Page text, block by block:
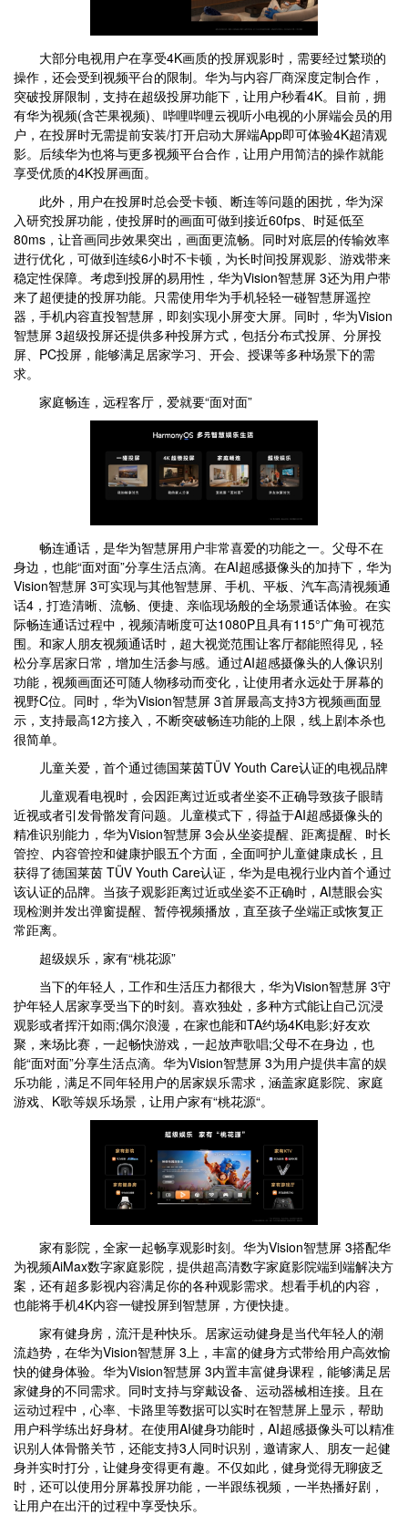
大部分电视用户在享受4K画质的投屏观影时，需要经过繁琐的
操作，还会受到视频平台的限制。华为与内容厂商深度定制合作，
突破投屏限制，支持在超级投屏功能下，让用户秒看4K。目前，拥
有华为视频(含芒果视频)、哔哩哔哩云视听小电视的小屏端会员的用
户，在投屏时无需提前安装/打开启动大屏端App即可体验4K超清观
影。后续华为也将与更多视频平台合作，让用户用简洁的操作就能
享受优质的4K投屏画面。
此外，用户在投屏时总会受卡顿、断连等问题的困扰，华为深
入研究投屏功能，使投屏时的画面可做到接近60fps、时延低至
80ms，让音画同步效果突出，画面更流畅。同时对底层的传输效率
进行优化，可做到连续6小时不卡顿，为长时间投屏观影、游戏带来
稳定性保障。考虑到投屏的易用性，华为Vision智慧屏 3还为用户带
来了超便捷的投屏功能。只需使用华为手机轻轻一碰智慧屏遥控
器，手机内容直投智慧屏，即刻实现小屏变大屏。同时，华为Vision
智慧屏 3超级投屏还提供多种投屏方式，包括分布式投屏、分屏投
屏、PC投屏，能够满足居家学习、开会、授课等多种场景下的需
求。
家庭畅连，远程客厅，爱就要“面对面”
畅连通话，是华为智慧屏用户非常喜爱的功能之一。父母不在
身边，也能“面对面”分享生活点滴。在AI超感摄像头的加持下，华为
Vision智慧屏 3可实现与其他智慧屏、手机、平板、汽车高清视频通
话4，打造清晰、流畅、便捷、亲临现场般的全场景通话体验。在实
际畅连通话过程中，视频清晰度可达1080P且具有115°广角可视范
围。和家人朋友视频通话时，超大视觉范围让客厅都能照得见，轻
松分享居家日常，增加生活参与感。通过AI超感摄像头的人像识别
功能，视频画面还可随人物移动而变化，让使用者永远处于屏幕的
视野C位。同时，华为Vision智慧屏 3首屏最高支持3方视频画面显
示，支持最高12方接入，不断突破畅连功能的上限，线上剧本杀也
很简单。
儿童关爱，首个通过德国莱茵TÜV Youth Care认证的电视品牌
儿童观看电视时，会因距离过近或者坐姿不正确导致孩子眼睛
近视或者引发骨骼发育问题。儿童模式下，得益于AI超感摄像头的
精准识别能力，华为Vision智慧屏 3会从坐姿提醒、距离提醒、时长
管控、内容管控和健康护眼五个方面，全面呵护儿童健康成长，且
获得了德国莱茵 TÜV Youth Care认证，华为是电视行业内首个通过
该认证的品牌。当孩子观影距离过近或坐姿不正确时，AI慧眼会实
现检测并发出弹窗提醒、暂停视频播放，直至孩子坐端正或恢复正
常距离。
超级娱乐，家有“桃花源”
当下的年轻人，工作和生活压力都很大，华为Vision智慧屏 3守
护年轻人居家享受当下的时刻。喜欢独处，多种方式能让自己沉浸
观影或者挥汗如雨;偶尔浪漫，在家也能和TA约场4K电影;好友欢
聚，来场比赛，一起畅快游戏，一起放声歌唱;父母不在身边，也
能“面对面”分享生活点滴。华为Vision智慧屏 3为用户提供丰富的娱
乐功能，满足不同年轻用户的居家娱乐需求，涵盖家庭影院、家庭
游戏、K歌等娱乐场景，让用户家有“桃花源“。
家有影院，全家一起畅享观影时刻。华为Vision智慧屏 3搭配华
为视频AiMax数字家庭影院，提供超高清数字家庭影院端到端解决方
案，还有超多影视内容满足你的各种观影需求。想看手机的内容，
也能将手机4K内容一键投屏到智慧屏，方便快捷。
家有健身房，流汗是种快乐。居家运动健身是当代年轻人的潮
流趋势，在华为Vision智慧屏 3上，丰富的健身方式带给用户高效愉
快的健身体验。华为Vision智慧屏 3内置丰富健身课程，能够满足居
家健身的不同需求。同时支持与穿戴设备、运动器械相连接。且在
运动过程中，心率、卡路里等数据可以实时在智慧屏上显示，帮助
用户科学练出好身材。在使用AI健身功能时，AI超感摄像头可以精准
识别人体骨骼关节，还能支持3人同时识别，邀请家人、朋友一起健
身并实时打分，让健身变得更有趣。不仅如此，健身觉得无聊疲乏
时，还可以使用分屏幕投屏功能，一半跟练视频，一半热播好剧，
让用户在出汗的过程中享受快乐。